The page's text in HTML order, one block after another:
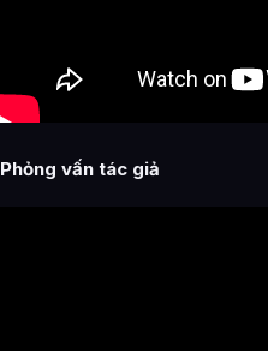
Phỏng vấn tác giả